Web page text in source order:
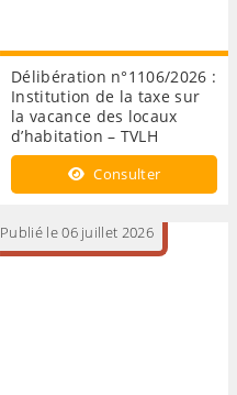
Délibération n°1106/2026 :
Institution de la taxe sur
la vacance des locaux
d’habitation – TVLH
Consulter
Publié le 06 juillet 2026